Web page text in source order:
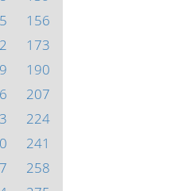
156
173
190
207
224
241
258